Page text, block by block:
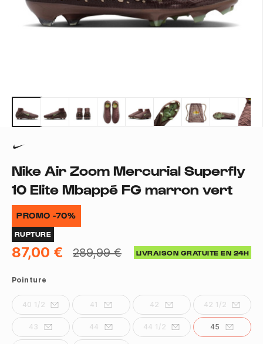
Nike Air Zoom Mercurial Superfly
10 Elite Mbappé FG marron vert
PROMO -70%
RUPTURE
87,00 € 289,99 € LIVRAISON GRATUITE EN 24H
Pointure
40 1/2 41 42 42 1/2
43 44 44 1/2 45